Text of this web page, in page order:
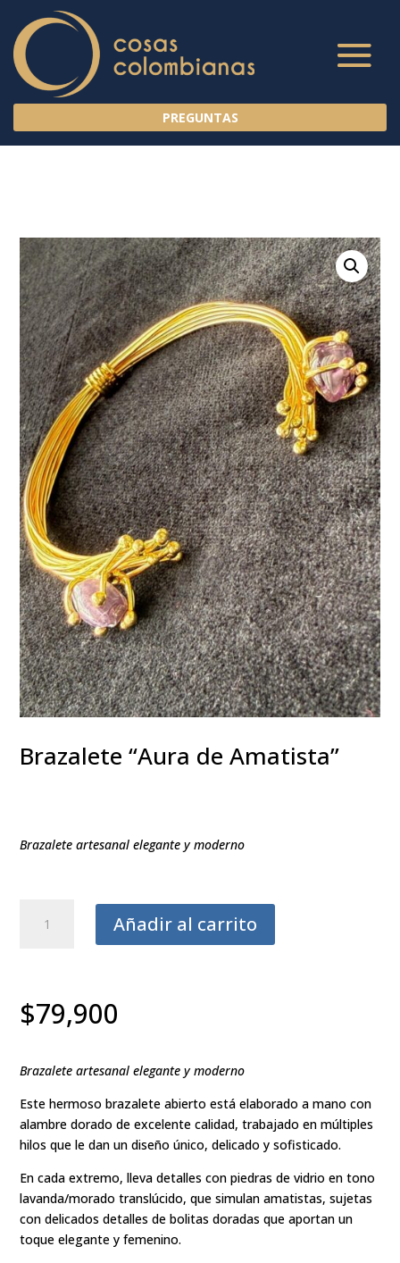
PREGUNTAS
Brazalete “Aura de Amatista”
Brazalete artesanal elegante y moderno
"Aura
Añadir al carrito
$79,900
Brazalete artesanal elegante y moderno
Este hermoso brazalete abierto está elaborado a mano con
alambre dorado de excelente calidad, trabajado en múltiples
hilos que le dan un diseño único, delicado y sofisticado.
En cada extremo, lleva detalles con piedras de vidrio en tono
lavanda/morado translúcido, que simulan amatistas, sujetas
con delicados detalles de bolitas doradas que aportan un
toque elegante y femenino.